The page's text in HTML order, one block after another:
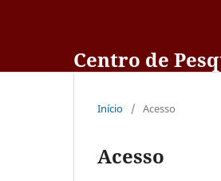
Centro de
Início / Acesso
Acesso